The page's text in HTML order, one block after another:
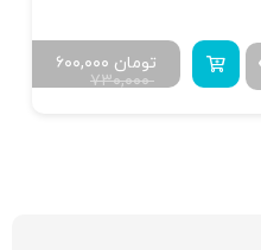
۷۳۰,۰۰۰
۶۰۰,۰۰۰ تومان